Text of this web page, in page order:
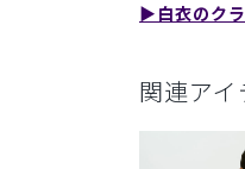
▶︎白衣のク
関連アイ